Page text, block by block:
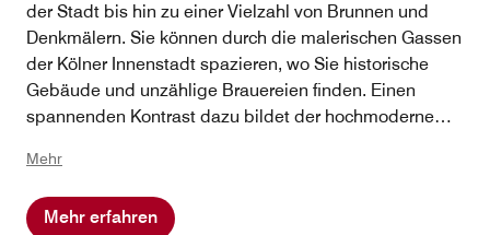
der Stadt bis hin zu einer Vielzahl von Brunnen und
Denkmälern. Sie können durch die malerischen Gassen
der Kölner Innenstadt spazieren, wo Sie historische
Gebäude und unzählige Brauereien finden. Einen
spannenden Kontrast dazu bildet der hochmoderne
und die zahlreichen Theater der Stadt verfügen über
ein vielfältiges Angebot an Konzerten und anderen
Veranstaltungen. Für reisende Familien gibt es
Mehr
Mehr erfahren